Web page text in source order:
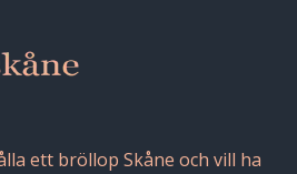
ett bröllop Skåne och vill ha